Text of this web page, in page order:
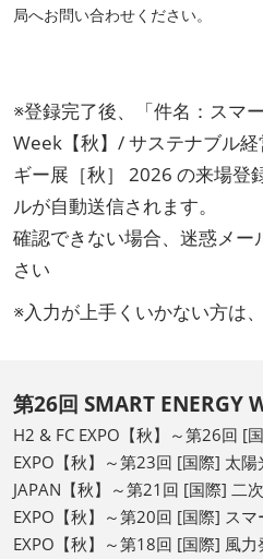
局へお問い合わせください。
※登録完了後、「件名：スマ
Week【秋】/ サステナブル
ギー展［秋］ 2026 の来場登
ルが自動送信されます。
確認できない場合、迷惑メ
さい
※入力が上手くいかない方は、
第26回 SMART ENERGY
H2 & FC EXPO【秋】～第26回 [
EXPO【秋】～第23回 [国際] 太陽
JAPAN【秋】～第21回 [国際] 二
EXPO【秋】～第20回 [国際] ス
EXPO【秋】～第18回 [国際] 風力